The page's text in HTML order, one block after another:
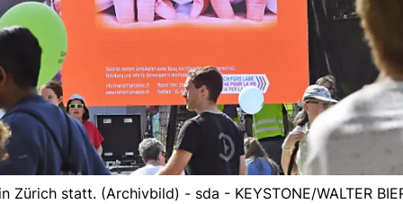
statt. (Archivbild) - sda - KEYSTONE/WALTER